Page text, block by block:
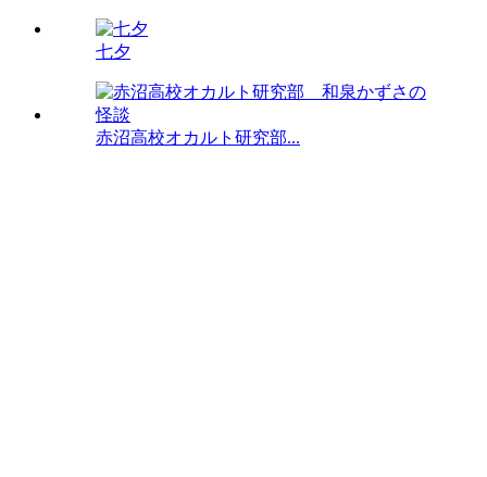
七夕
赤沼高校オカルト研究部...